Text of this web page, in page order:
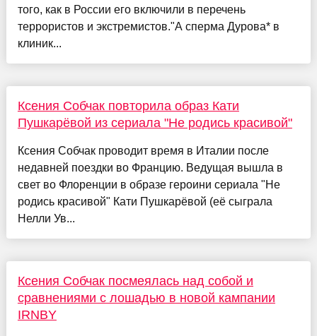
того, как в России его включили в перечень
террористов и экстремистов."А сперма Дурова* в
клиник...
Ксения Собчак повторила образ Кати
Пушкарёвой из сериала "Не родись красивой"
Ксения Собчак проводит время в Италии после
недавней поездки во Францию. Ведущая вышла в
свет во Флоренции в образе героини сериала "Не
родись красивой" Кати Пушкарёвой (её сыграла
Нелли Ув...
Ксения Собчак посмеялась над собой и
сравнениями с лошадью в новой кампании
IRNBY